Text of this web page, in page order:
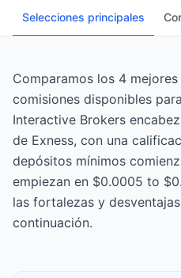
Selecciones principales
Comparamos los 4
comisiones disponibles
Interactive Brokers
de Exness, con una
depósitos mínimos
empiezan en $0.0005 to
las fortalezas y
continuación.